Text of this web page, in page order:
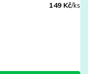
149 Kč/ks